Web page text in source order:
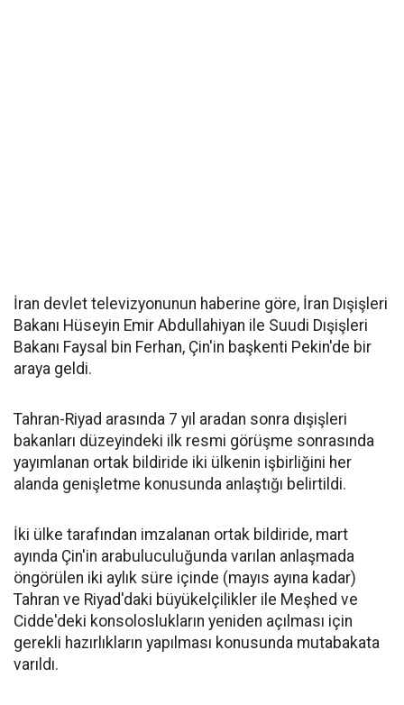
İran devlet televizyonunun haberine göre, İran Dışişleri
Bakanı Hüseyin Emir Abdullahiyan ile Suudi Dışişleri
Bakanı Faysal bin Ferhan, Çin'in başkenti Pekin'de bir
araya geldi.
Tahran-Riyad arasında 7 yıl aradan sonra dışişleri
bakanları düzeyindeki ilk resmi görüşme sonrasında
yayımlanan ortak bildiride iki ülkenin işbirliğini her
alanda genişletme konusunda anlaştığı belirtildi.
İki ülke tarafından imzalanan ortak bildiride, mart
ayında Çin'in arabuluculuğunda varılan anlaşmada
öngörülen iki aylık süre içinde (mayıs ayına kadar)
Tahran ve Riyad'daki büyükelçilikler ile Meşhed ve
Cidde'deki konsoloslukların yeniden açılması için
gerekli hazırlıkların yapılması konusunda mutabakata
varıldı.